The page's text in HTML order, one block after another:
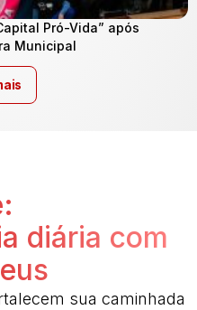
Pró-Vida” após
Municipal
diária com
sua caminhada